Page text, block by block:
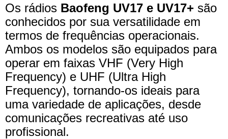
Os rádios Baofeng UV17 e UV17+ são
conhecidos por sua versatilidade em
termos de frequências operacionais.
Ambos os modelos são equipados para
operar em faixas VHF (Very High
Frequency) e UHF (Ultra High
Frequency), tornando-os ideais para
uma variedade de aplicações, desde
comunicações recreativas até uso
profissional.